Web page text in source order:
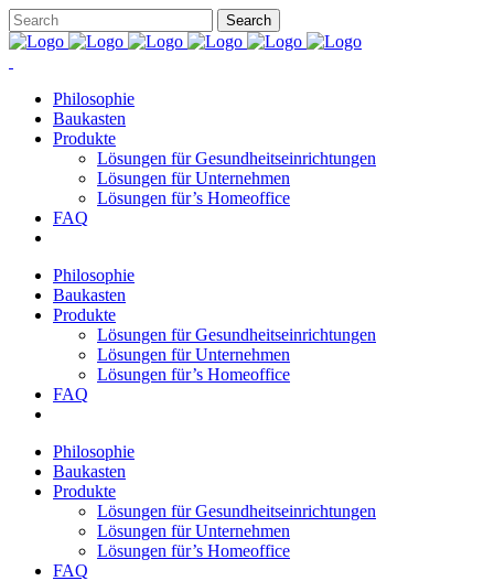
Philosophie
Baukasten
Produkte
Lösungen für Gesundheitseinrichtungen
Lösungen für Unternehmen
Lösungen für’s Homeoffice
FAQ
Philosophie
Baukasten
Produkte
Lösungen für Gesundheitseinrichtungen
Lösungen für Unternehmen
Lösungen für’s Homeoffice
FAQ
Philosophie
Baukasten
Produkte
Lösungen für Gesundheitseinrichtungen
Lösungen für Unternehmen
Lösungen für’s Homeoffice
FAQ